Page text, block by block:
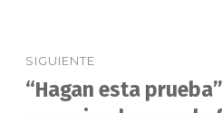
SIGUIENTE
Entrada
“Hagan esta